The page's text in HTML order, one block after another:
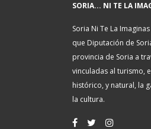
SORIA... NI TE LA
Soria Ni Te La
que Diputación de
provincia de Soria a
vinculadas al turismo,
histórico, y natural, la
la cultura.